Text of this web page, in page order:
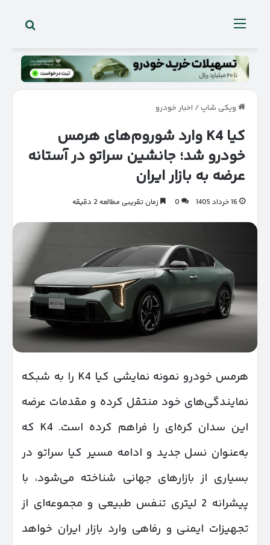
منو
ویکی شاپ/ اخبار خودرو
کیا K4 وارد شوروم‌های هرمس
خودرو شد؛ جانشین سراتو در آستانه
عرضه به بازار ایران
16 خرداد 1405 0 زمان تقریبی مطالعه 2 دقیقه
هرمس خودرو نمونه نمایشی کیا K4 را به شبکه
نمایندگی‌های خود منتقل کرده و مقدمات عرضه
این سدان کره‌ای را فراهم کرده است. K4 که
به‌عنوان نسل جدید و ادامه مسیر کیا سراتو در
بسیاری از بازارهای جهانی شناخته می‌شود، با
پیشرانه 2 لیتری تنفس طبیعی و مجموعه‌ای از
تجهیزات ایمنی و رفاهی وارد بازار ایران خواهد